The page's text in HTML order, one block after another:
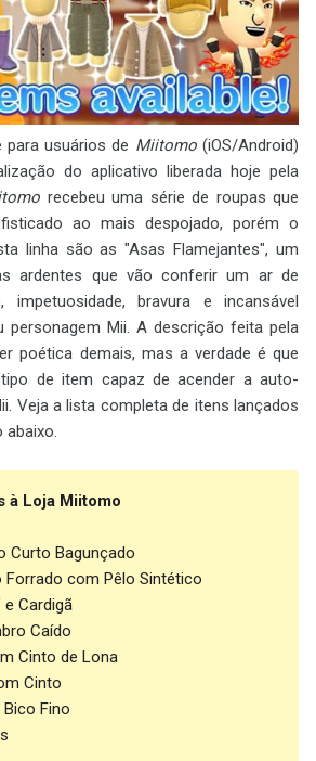
usuários de Miitomo(iOS/Android)
do aplicativo liberada hoje pela
recebeu uma série de roupas que
ao mais despojado, porém o
linha são as "Asas Flamejantes", um
ardentes que vão conferir um ar de
impetuosidade, bravura e incansável
personagem Mii. A descrição feita pela
poética demais, mas a verdade é que
de item capaz de acender a auto-
Veja a lista completa de itens lançados
abaixo.
à Loja Miitomo
Curto Bagunçado
Forrado com Pêlo Sintético
Cardigã
Caído
Cinto de Lona
Cinto
Fino